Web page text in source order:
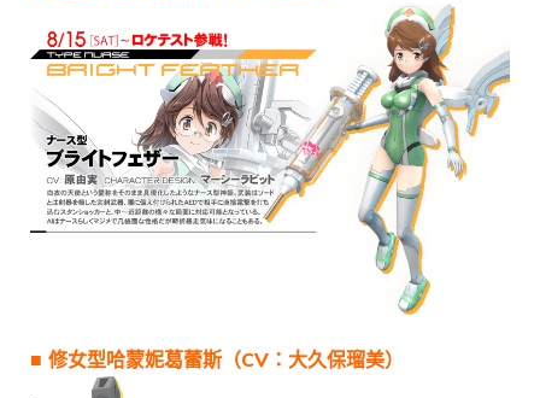
■ 修女型哈蒙妮葛蕾斯（CV：大久保瑠美）